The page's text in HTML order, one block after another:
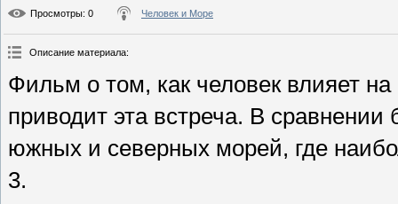
Просмотры: 0 Человек и Море
Описание материала:
Фильм о том, как человек влияет
приводит эта встреча. В
южных и северных морей, где
3.